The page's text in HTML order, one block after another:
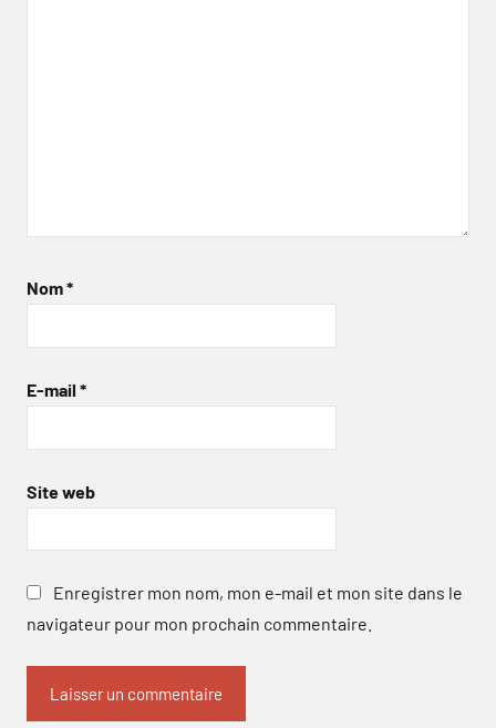
Nom*
E-mail *
Site web
Enregistrer mon nom, mon e-mail et mon site dans le
navigateur pour mon prochain commentaire.